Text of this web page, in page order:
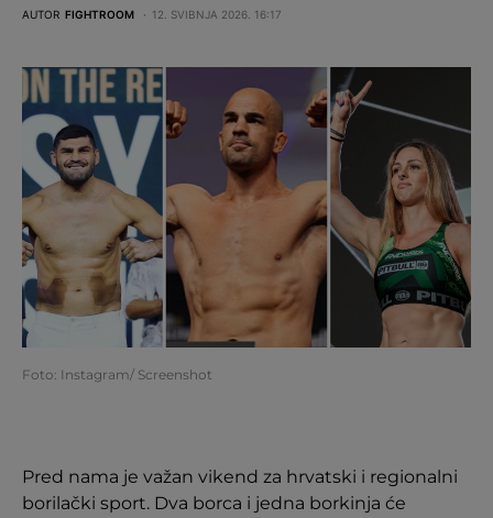
AUTOR FIGHTROOM 12. SVIBNJA 2026. 16:17
Foto: Instagram/ Screenshot
Pred nama je važan vikend za hrvatski i regionalni
borilački sport. Dva borca i jedna borkinja će